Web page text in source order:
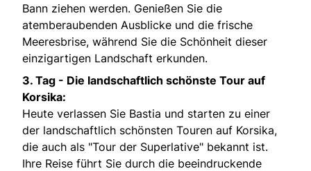
Bann ziehen werden. Genießen Sie die
atemberaubenden Ausblicke und die frische
Meeresbrise, während Sie die Schönheit dieser
einzigartigen Landschaft erkunden.
3. Tag - Die landschaftlich schönste Tour auf
Korsika:
Heute verlassen Sie Bastia und starten zu einer
der landschaftlich schönsten Touren auf Korsika,
die auch als "Tour der Superlative" bekannt ist.
Ihre Reise führt Sie durch die beeindruckende